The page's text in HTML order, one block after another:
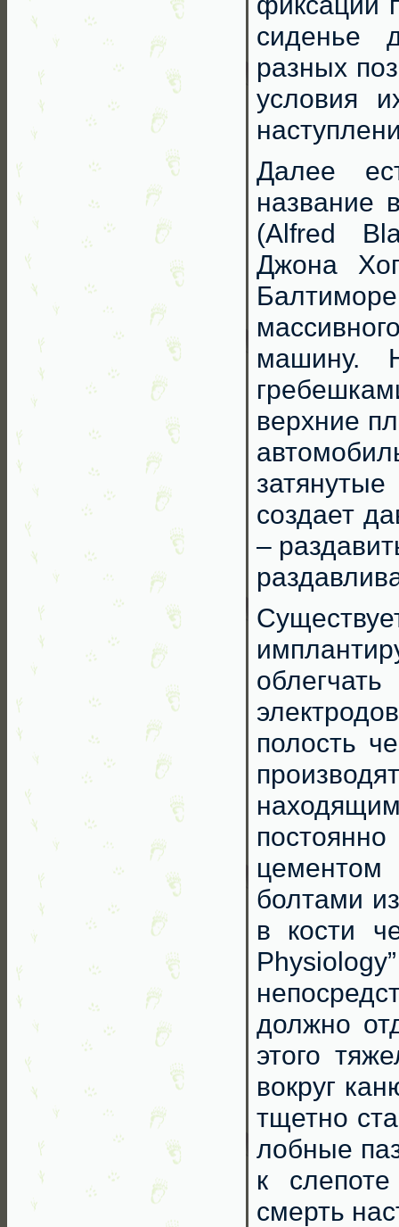
сиденье
разных
условия
Далее
название
(Alfred
Джона
машину.
верхние
создает
–
полость
болтами
в кости
должно
этого
вокруг
тщетно
лобные
к
смерть